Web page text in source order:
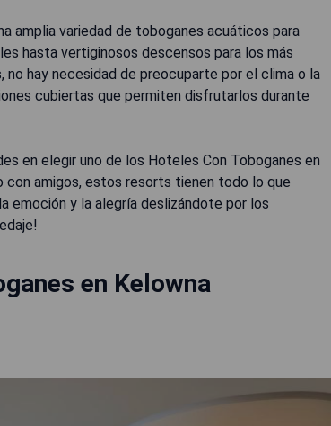
amplia variedad de toboganes acuáticos para
hasta vertiginosos descensos para los más
hay necesidad de preocuparte por el clima o la
cubiertas que permiten disfrutarlos durante
en elegir uno de los Hoteles Con Toboganes en
con amigos, estos resorts tienen todo lo que
emoción y la alegría deslizándote por los
en Kelowna